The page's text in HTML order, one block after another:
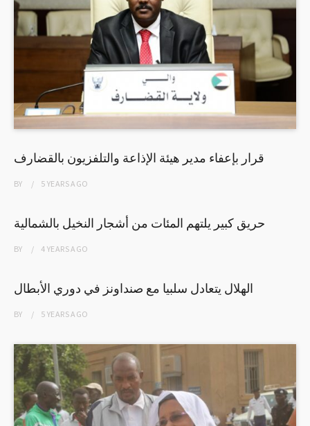
قرار بإعفاء مدير هيئة الإذاعة والتلفزيون بالقضارف
BY 5 YEARSAGO
حريق كبير يلتهم المئات من أشجار النخيل بالشمالية
BY 4 YEARSAGO
الهلال يتعادل سلبيا مع صنداونز في دوري الأبطال
BY 5 YEARSAGO